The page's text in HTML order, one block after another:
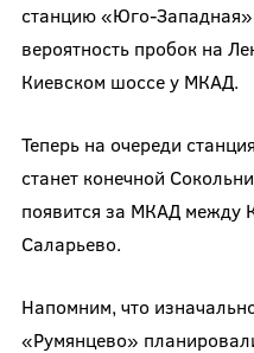
станцию «Юго-
вероятность пробок на
Киевском шоссе у МКАД.
Теперь на очереди
станет конечной
появится за МКАД между
Саларьево.
Напомним, что
«Румянцево»